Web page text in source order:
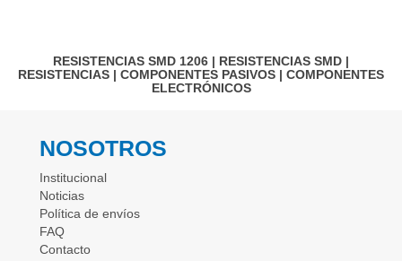
RESISTENCIAS SMD 1206 | RESISTENCIAS SMD |
RESISTENCIAS | COMPONENTES PASIVOS | COMPONENTES
ELECTRÓNICOS
NOSOTROS
Institucional
Noticias
Política de envíos
FAQ
Contacto